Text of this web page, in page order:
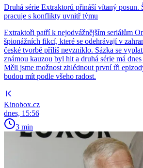
Druhá série Extraktorů přináší vítaný posun.
pracuje s konflikty uvnitř týmu
Extraktoři patří k nejodvážnějším seriálům
špionážních fikcí, které se odehrávají v
české tvorbě příliš nevzniklo. Sázka se
známou kauzou byl hit a druhá série má
Měli jsme možnost zhlédnout první tři
budou mít podle všeho radost.
Kinobox.cz
dnes, 15:56
3 min